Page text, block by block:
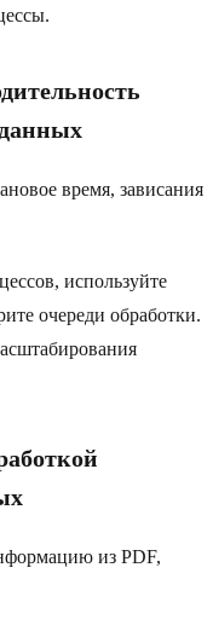
время, зависания
используйте
очереди обработки.
из PDF,